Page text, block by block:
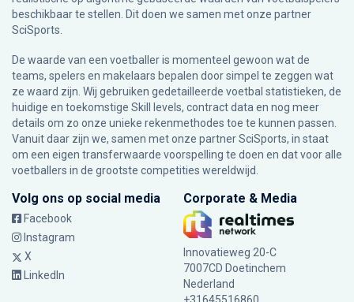
beschikbaar te stellen. Dit doen we samen met onze partner
SciSports.
De waarde van een voetballer is momenteel gewoon wat de
teams, spelers en makelaars bepalen door simpel te zeggen wat
ze waard zijn. Wij gebruiken gedetailleerde voetbal statistieken, de
huidige en toekomstige Skill levels, contract data en nog meer
details om zo onze unieke rekenmethodes toe te kunnen passen.
Vanuit daar zijn we, samen met onze partner SciSports, in staat
om een eigen transferwaarde voorspelling te doen en dat voor alle
voetballers in de grootste competities wereldwijd.
Volg ons op social media
Facebook
Instagram
X
LinkedIn
Corporate & Media
Innovatieweg 20-C
7007CD Doetinchem
Nederland